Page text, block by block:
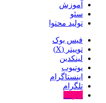
آموزش
سئو
تولید محتوا
فیس بوک
توییتر (X)
لینکدین
یوتیوب
اینستاگرام
تلگرام